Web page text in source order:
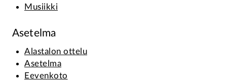
Musiikki
Asetelma
Alastalon ottelu
Asetelma
Eevenkoto